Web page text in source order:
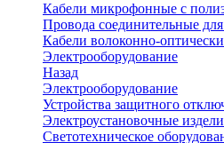
Кабели микрофонные с
Провода соединительные
Кабели волоконно-
Электрооборудование
Назад
Электрооборудование
Устройства защитного
Электроустановочные
Светотехническое